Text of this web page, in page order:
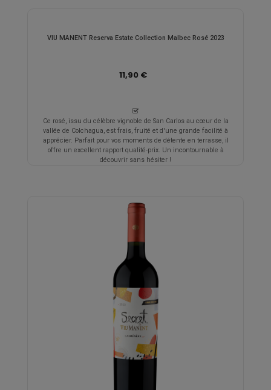
VIU MANENT Reserva Estate Collection Malbec Rosé 2023
11,90 €
Ce rosé, issu du célèbre vignoble de San Carlos au cœur de la
vallée de Colchagua, est frais, fruité et d'une grande facilité à
apprécier. Parfait pour vos moments de détente en terrasse, il
offre un excellent rapport qualité-prix. Un incontournable à
découvrir sans hésiter !